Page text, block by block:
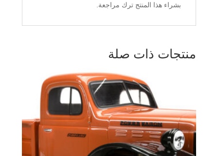
بشراء هذا المنتج ترك مراجعة.
منتجات ذات صلة